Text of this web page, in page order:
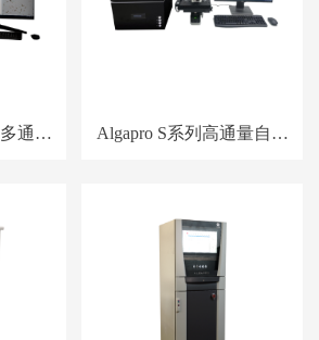
通道
Algapro S系列高通量自动